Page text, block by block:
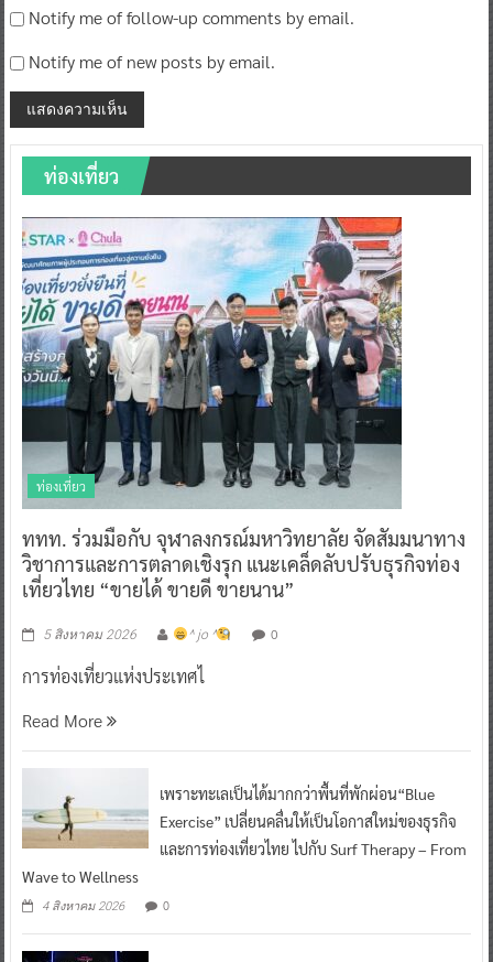
Notify me of follow-up comments by email.
Notify me of new posts by email.
ท่องเที่ยว
ท่องเที่ยว
ททท. ร่วมมือกับ จุฬาลงกรณ์มหาวิทยาลัย จัดสัมมนาทาง
วิชาการและการตลาดเชิงรุก แนะเคล็ดลับปรับธุรกิจท่อง
เที่ยวไทย “ขายได้ ขายดี ขายนาน”
5 สิงหาคม 2026 ^ jo ^ 0
การท่องเที่ยวแห่งประเทศไ
Read More
เพราะทะเลเป็นได้มากกว่าพื้นที่พักผ่อน“Blue
Exercise” เปลี่ยนคลื่นให้เป็นโอกาสใหม่ของธุรกิจ
และการท่องเที่ยวไทย ไปกับ Surf Therapy – From
Wave to Wellness
4 สิงหาคม 2026 0